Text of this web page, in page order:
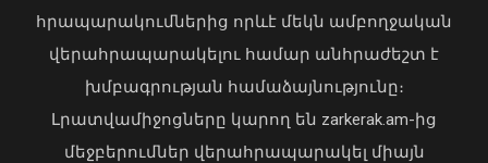
Փարիզը կշարունակի աջակցել
Հայաստանի և Ադրբեջանի միջև
գործընթացին. Ֆրանսիայի ԱԳՆ
հրապարակումներից որևէ մեկն ամբողջական
վերահրապարակելու համար անհրաժեշտ է
խմբագրության համաձայնությունը։
Լրատվամիջոցները կարող են zarkerak.am-ից
մեջբերումներ վերահրապարակել միայն